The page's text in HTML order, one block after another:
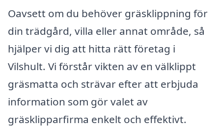
Oavsett om du behöver gräsklippning för
din trädgård, villa eller annat område, så
hjälper vi dig att hitta rätt företag i
Vilshult. Vi förstår vikten av en välklippt
gräsmatta och strävar efter att erbjuda
information som gör valet av
gräsklipparfirma enkelt och effektivt.